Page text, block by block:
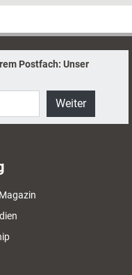
Postfach: Unser
Weiter